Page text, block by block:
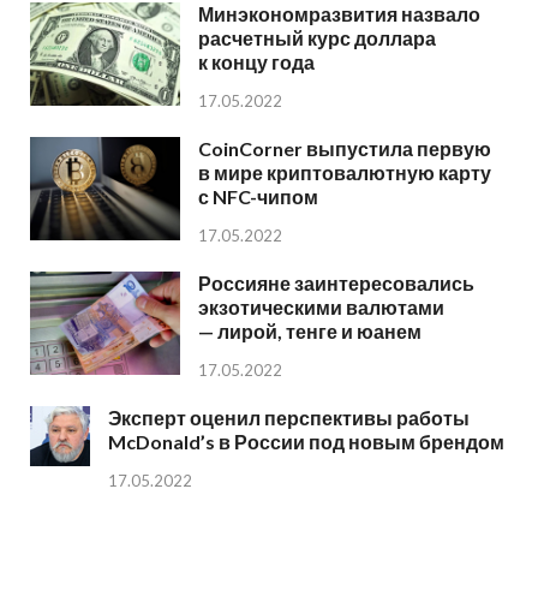
Минэкономразвития назвало
расчетный курс доллара
к концу года
17.05.2022
CoinCorner выпустила первую
в мире криптовалютную карту
с NFC-чипом
17.05.2022
Россияне заинтересовались
экзотическими валютами
— лирой, тенге и юанем
17.05.2022
Эксперт оценил перспективы работы
McDonald’s в России под новым брендом
17.05.2022